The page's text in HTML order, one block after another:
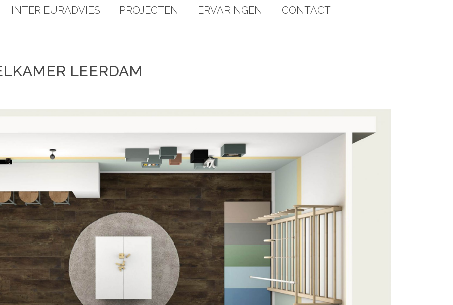
INTERIEURADVIES PROJECTEN ERVARINGEN CONTACT
LEERDAM